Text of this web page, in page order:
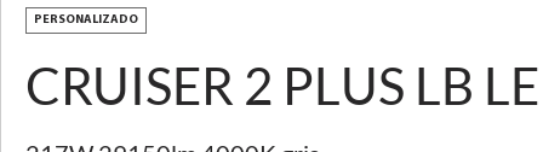
PERSONALIZADO
CRUISER 2 PLUS LB